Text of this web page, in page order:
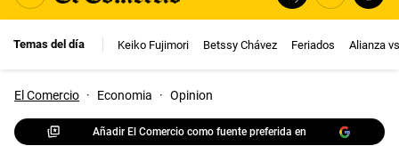
Temas del día Keiko Fujimori Betssy Chávez Feriados Alianza
El Comercio · Economia · Opinion
Añadir El Comercio como fuente preferida en